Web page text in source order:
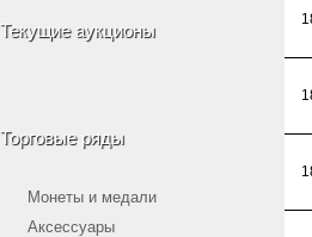
Текущие аукционы
Торговые ряды
Монеты и медали
Аксессуары